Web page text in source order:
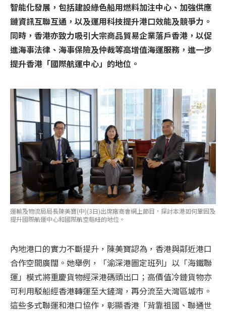
智能化發展，包括建設綠色船用燃料加注中心、加強供應
鏈資訊互聯互通，以及運用科技提升港口效能及競爭力。
同時，香港亦致力吸引大宗商品貿易企業落戶香港，以促
進海事法律、海事保險及仲裁等高增值海運服務，進一步
提升香港「國際航運中心」的地位。
運輸及物流局局長陳美寶(中)(3日)出席廠商會網上節目，探討本港如何鞏固及
提升國際航運中心和國際航空樞紐的地位。
內地港口的實力不斷提升，陳美寶認為，香港與鄰近港口
合作空間廣闊。她舉例，「渝深港圖定班列」以「海鐵聯
運」模式將重慶貨物經深港碼頭出口；高價值冷鏈貨物亦
可利用駁船經香港轉運至大鏟灣，再分流至大灣區城市。
這些多式聯運和港口協作，彰顯香港「背靠祖國、聯通世